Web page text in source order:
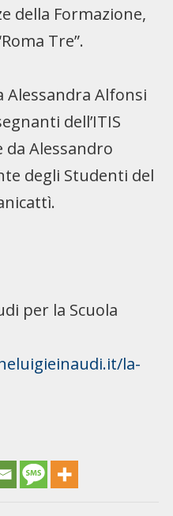
della Formazione,
Tre”.
Alfonsi
dell’ITIS
da Alessandro
degli Studenti del
per la Scuola
la-